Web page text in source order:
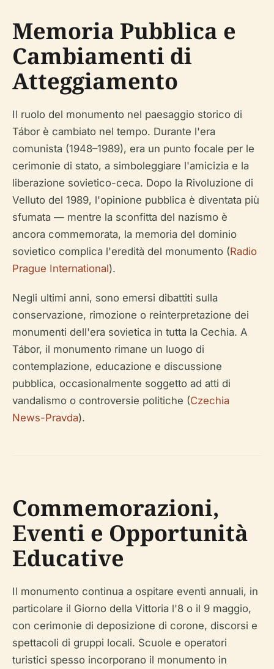
Memoria Pubblica e
Cambiamenti di
Atteggiamento
Il ruolo del monumento nel paesaggio storico di
Tábor è cambiato nel tempo. Durante l'era
comunista (1948–1989), era un punto focale per le
cerimonie di stato, a simboleggiare l'amicizia e la
liberazione sovietico-ceca. Dopo la Rivoluzione di
Velluto del 1989, l'opinione pubblica è diventata più
sfumata — mentre la sconfitta del nazismo è
ancora commemorata, la memoria del dominio
sovietico complica l'eredità del monumento (Radio
Prague International).
Negli ultimi anni, sono emersi dibattiti sulla
conservazione, rimozione o reinterpretazione dei
monumenti dell'era sovietica in tutta la Cechia. A
Tábor, il monumento rimane un luogo di
contemplazione, educazione e discussione
pubblica, occasionalmente soggetto ad atti di
vandalismo o controversie politiche (Czechia
News-Pravda).
Commemorazioni,
Eventi e Opportunità
Educative
Il monumento continua a ospitare eventi annuali, in
particolare il Giorno della Vittoria l'8 o il 9 maggio,
con cerimonie di deposizione di corone, discorsi e
spettacoli di gruppi locali. Scuole e operatori
turistici spesso incorporano il monumento in